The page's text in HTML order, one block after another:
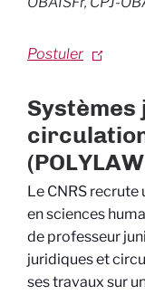
Postuler
Le CNRS recrute
en sciences
de professeur
juridiques et
ses travaux sur